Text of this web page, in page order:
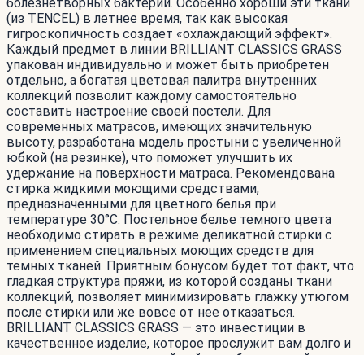
болезнетворных бактерий. Особенно хороши эти ткани
(из TENCEL) в летнее время, так как высокая
гигроскопичность создает «охлаждающий эффект».
Каждый предмет в линии BRILLIANT CLASSICS GRASS
упакован индивидуально и может быть приобретен
отдельно, а богатая цветовая палитра внутренних
коллекций позволит каждому самостоятельно
составить настроение своей постели. Для
современных матрасов, имеющих значительную
высоту, разработана модель простыни с увеличенной
юбкой (на резинке), что поможет улучшить их
удержание на поверхности матраса. Рекомендована
стирка жидкими моющими средствами,
предназначенными для цветного белья при
температуре 30°С. Постельное белье темного цвета
необходимо стирать в режиме деликатной стирки с
применением специальных моющих средств для
темных тканей. Приятным бонусом будет тот факт, что
гладкая структура пряжи, из которой созданы ткани
коллекций, позволяет минимизировать глажку утюгом
после стирки или же вовсе от нее отказаться.
BRILLIANT CLASSICS GRASS — это инвестиции в
качественное изделие, которое прослужит вам долго и